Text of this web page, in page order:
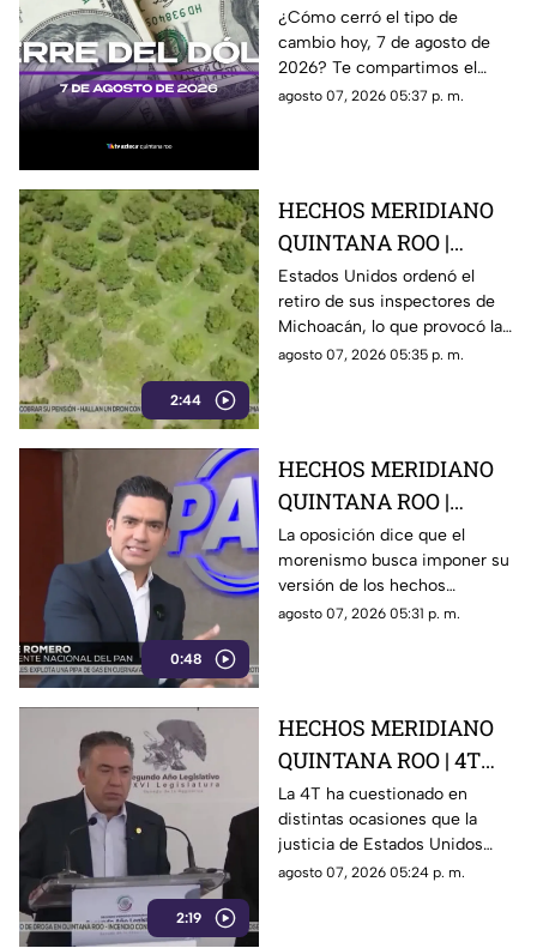
CIERRE de HOY, viernes
7 de agosto de 2026, en
Cancún
¿Cómo cerró el tipo de
cambio hoy, 7 de agosto de
2026? Te compartimos el
precio del dólar al cierre de
agosto 07, 2026 05:37 p. m.
2:44
HECHOS MERIDIANO
QUINTANA ROO |
E.E.U.U retira a sus
inspectores en
Michoacán y provocá
la suspensión de
Estados Unidos ordenó el
retiro de sus inspectores de
Michoacán, lo que provocó la
suspensión de las
agosto 07, 2026 05:35 p. m.
0:48
HECHOS MERIDIANO
QUINTANA ROO |
Oposición señala que el
morenismo quiere
imponer su versión de
los hechos usando la
La oposición dice que el
morenismo busca imponer su
versión de los hechos
mediante la censura, callar los
agosto 07, 2026 05:31 p. m.
2:19
HECHOS MERIDIANO
QUINTANA ROO | 4T
sigue cuestionando los
señalamientos de
E.E.U.U contra
narc0polít1c0s como
La 4T ha cuestionado en
distintas ocasiones que la
justicia de Estados Unidos
proceda contra presuntos
agosto 07, 2026 05:24 p. m.